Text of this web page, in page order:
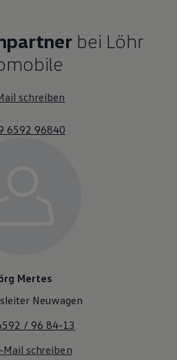
bei Löhr
schreiben
6592 96840
Mertes
Neuwagen
/ 96 84-13
Mail schreiben